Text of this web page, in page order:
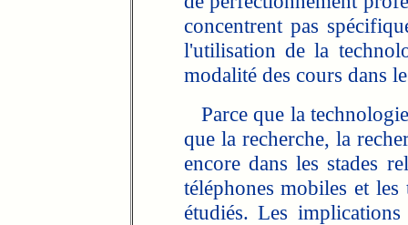
concentrent pas
l'utilisation de la
modalité des cours dans
Parce que la
que la recherche, la
encore dans les stades
téléphones mobiles et
étudiés. Les